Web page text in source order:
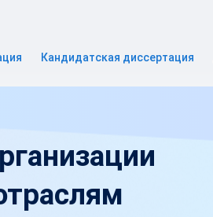
Кандидатская диссертация